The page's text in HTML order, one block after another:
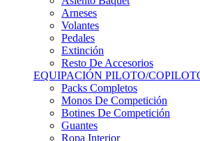
Volantes
Pedales
Extinción
Resto De Accesorios
EQUIPACIÓN PILOTO/COPILOTO
Packs Completos
Monos De Competición
Botines De Competición
Guantes
Ropa Interior
Cascos